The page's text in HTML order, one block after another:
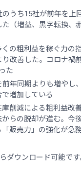
のうち15社が前年を上
た（増益、黒字転換、
の粗利益を稼ぐ力の
り改善した。コロナ禍
た
前年同期よりも増やし
増加している
削減による粗利益改
らの脱却が進む。今
「販売力」の強化が急
ダウンロード可能です